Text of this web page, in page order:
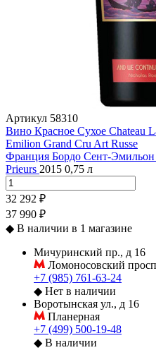
Артикул 58310
Вино Красное Сухое Chateau
Emilion Grand Cru Art Russe
Франция Бордо Сент-Эмильон
Prieurs 2015 0,75 л
32 292 ₽
37 990 ₽
◆ В наличии в 1 магазине
Мичуринский пр., д 16
Ломоносовский
+7 (985) 761-63-24
◆ Нет в наличии
Воротынская ул., д 16
Планерная
+7 (499) 500-19-48
◆ В наличии